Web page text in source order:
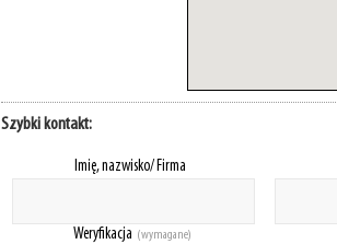
Szybki kontakt:
Imię, nazwisko/ Firma
Weryfikacja (wymagane)